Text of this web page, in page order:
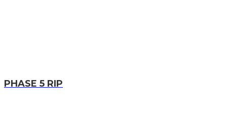
PHASE 5 RIP